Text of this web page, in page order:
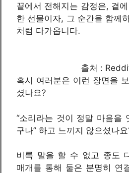
끝에서 전해지는 감정은, 곁
한 선물이자, 그 순간을 함께
처럼 다가옵니다.
출처 :
혹시 여러분은 이런 장면을
셨나요?
“소리라는 것이 정말 마음을
구나” 하고 느끼지 않으셨나요
비록 말을 할 수 없고 종도
매개를 통해 둘은 분명히 연